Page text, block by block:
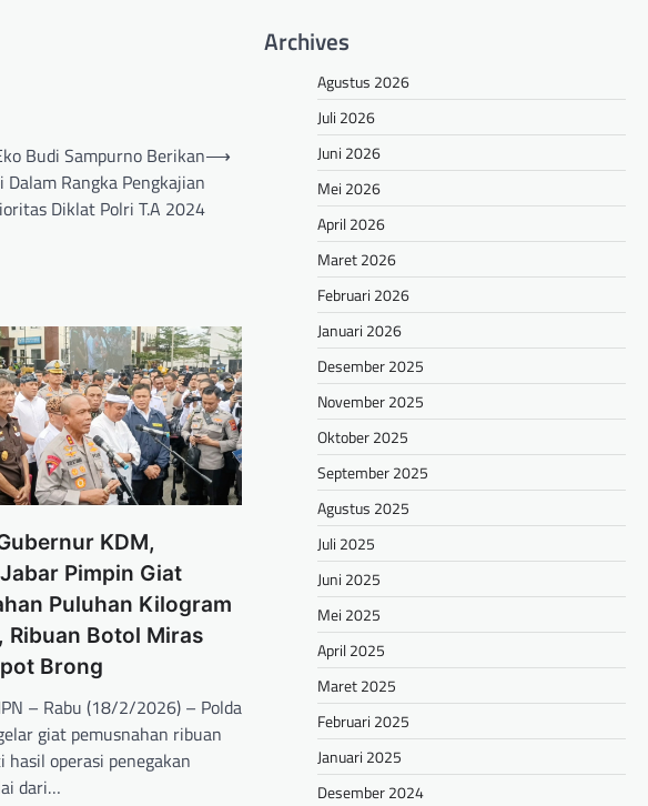
Budi Sampurno Berikan
Dalam Rangka Pengkajian
Diklat Polri T.A 2024
⟶
KDM,
Pimpin Giat
Puluhan Kilogram
Ribuan Botol Miras
Brong
– Rabu (18/2/2026) – Polda
giat pemusnahan ribuan
hasil operasi penegakan
dari…
Archives
Agustus 2026
Juli 2026
Juni 2026
Mei 2026
April 2026
Maret 2026
Februari 2026
Januari 2026
Desember 2025
November 2025
Oktober 2025
September 2025
Agustus 2025
Juli 2025
Juni 2025
Mei 2025
April 2025
Maret 2025
Februari 2025
Januari 2025
Desember 2024